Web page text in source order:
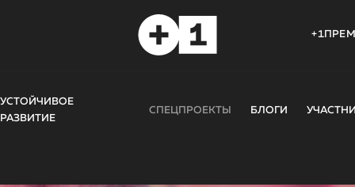
УСТОЙЧИВОЕ
РАЗВИТИЕ
СПЕЦПРОЕКТЫ БЛОГИ